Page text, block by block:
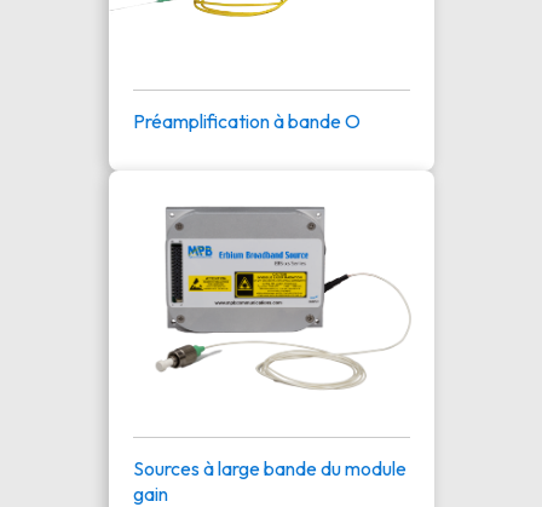
Préamplification à bande O
Sources à large bande du module
gain